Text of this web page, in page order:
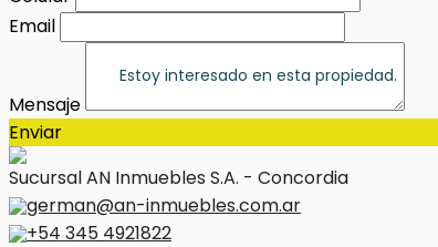
Email
Mensaje
Enviar
Sucursal AN Inmuebles S.A. - Concordia
german@an-inmuebles.com.ar
+54 345 4921822